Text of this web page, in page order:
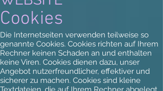
Cookies
Die Internetseiten verwenden teilweise so
genannte Cookies. Cookies richten auf Ihrem
Rechner keinen Schaden an und enthalten
keine Viren. Cookies dienen dazu, unser
Angebot nutzerfreundlicher, effektiver und
sicherer zu machen. Cookies sind kleine